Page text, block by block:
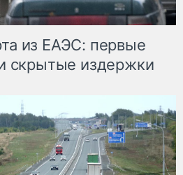
из ЕАЭС: первые
скрытые издержки